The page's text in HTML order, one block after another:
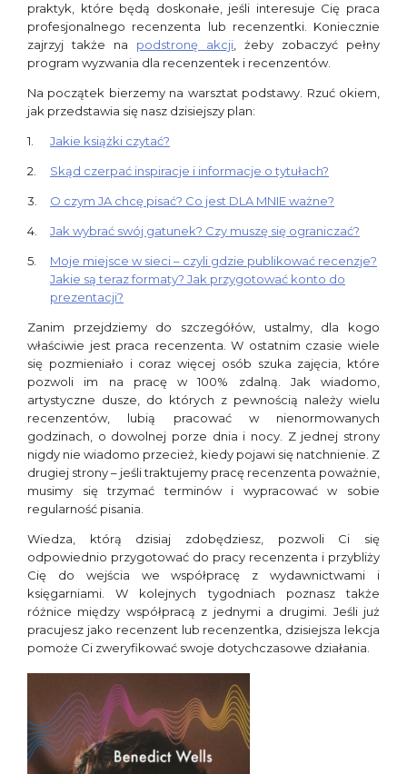
praktyk, które będą doskonałe, jeśli interesuje Cię praca
profesjonalnego recenzenta lub recenzentki. Koniecznie
zajrzyj także na podstronę akcji, żeby zobaczyć pełny
program wyzwania dla recenzentek i recenzentów.
Na początek bierzemy na warsztat podstawy. Rzuć okiem,
jak przedstawia się nasz dzisiejszy plan:
Jakie książki czytać?
Skąd czerpać inspiracje i informacje o tytułach?
O czym JA chcę pisać? Co jest DLA MNIE ważne?
Jak wybrać swój gatunek? Czy muszę się ograniczać?
Moje miejsce w sieci – czyli gdzie publikować recenzje?
Jakie są teraz formaty? Jak przygotować konto do
prezentacji?
Zanim przejdziemy do szczegółów, ustalmy, dla kogo
właściwie jest praca recenzenta. W ostatnim czasie wiele
się pozmieniało i coraz więcej osób szuka zajęcia, które
pozwoli im na pracę w 100% zdalną. Jak wiadomo,
artystyczne dusze, do których z pewnością należy wielu
recenzentów, lubią pracować w nienormowanych
godzinach, o dowolnej porze dnia i nocy. Z jednej strony
nigdy nie wiadomo przecież, kiedy pojawi się natchnienie. Z
drugiej strony – jeśli traktujemy pracę recenzenta poważnie,
musimy się trzymać terminów i wypracować w sobie
regularność pisania.
Wiedza, którą dzisiaj zdobędziesz, pozwoli Ci się
odpowiednio przygotować do pracy recenzenta i przybliży
Cię do wejścia we współpracę z wydawnictwami i
księgarniami. W kolejnych tygodniach poznasz także
różnice między współpracą z jednymi a drugimi. Jeśli już
pracujesz jako recenzent lub recenzentka, dzisiejsza lekcja
pomoże Ci zweryfikować swoje dotychczasowe działania.